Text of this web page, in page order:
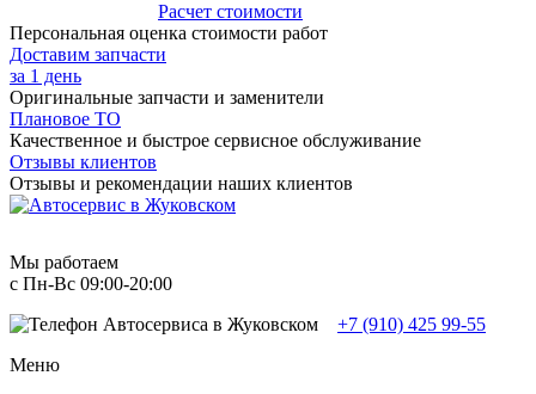
Расчет стоимости
Персональная оценка стоимости работ
Доставим запчасти
за 1 день
Оригинальные запчасти и заменители
Плановое ТО
Качественное и быстрое сервисное обслуживание
Отзывы клиентов
Отзывы и рекомендации наших клиентов
Мы работаем
с Пн-Вc 09:00-20:00
+7 (910) 425 99-55
Меню